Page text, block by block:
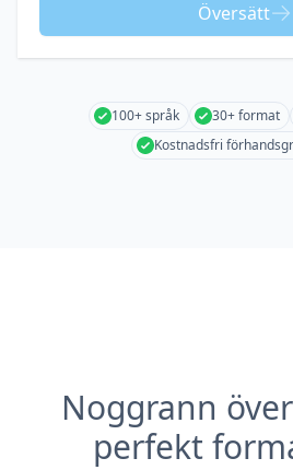
Översätt
100+ språk 30+ format
Kostnadsfri
Noggrann
perfekt